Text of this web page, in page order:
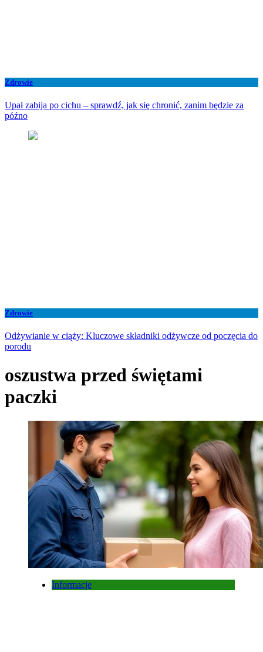
Zdrowie
Upał zabija po cichu – sprawdź, jak się chronić, zanim będzie za
późno
Zdrowie
Odżywianie w ciąży: Kluczowe składniki odżywcze od poczęcia do
porodu
oszustwa przed świętami
paczki
Informacje